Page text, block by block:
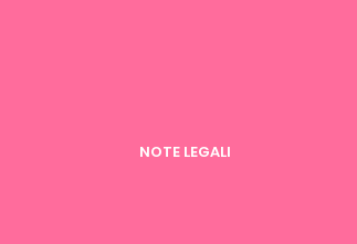
NOTE LEGALI